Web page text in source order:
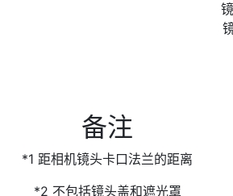
备注
*1 距相机镜头卡口法兰的距离
*2 不包括镜头盖和遮光罩